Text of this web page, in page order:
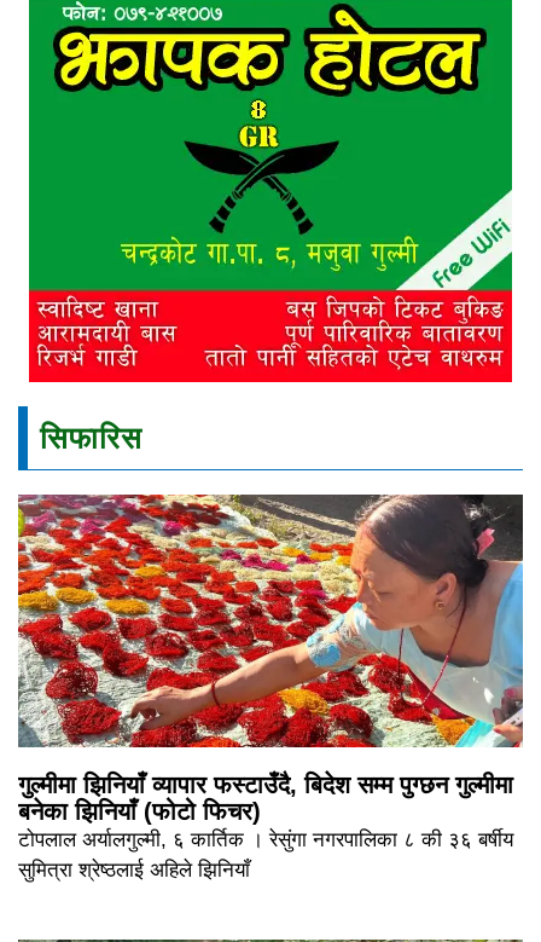
सिफारिस
गुल्मीमा झिनियाँ व्यापार फस्टाउँदै, बिदेश सम्म पुग्छन गुल्मीमा
बनेका झिनियाँ (फोटो फिचर)
टोपलाल अर्यालगुल्मी, ६ कार्तिक । रेसुंगा नगरपालिका ८ की ३६ बर्षीय
सुमित्रा श्रेष्ठलाई अहिले झिनियाँ